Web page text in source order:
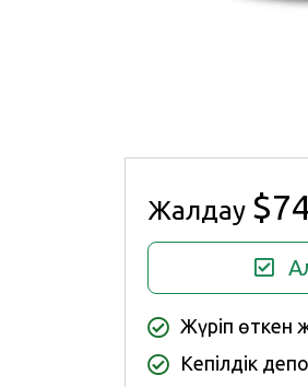
Жалдау
Жүріп өткен
Кепілдік